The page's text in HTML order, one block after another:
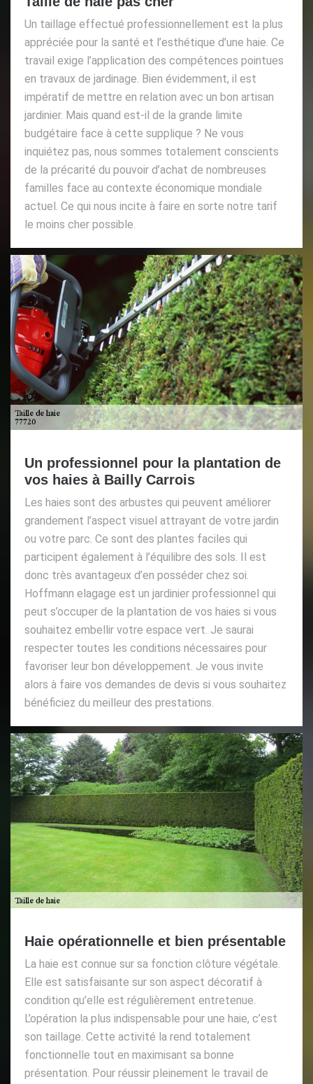
Un taillage effectué professionnellement est la plus
appréciée pour la santé et l’esthétique d’une haie. Ce
travail exige l’application des compétences pointues
en travaux de jardinage. Bien évidemment, il est
impératif de mettre en relation avec un bon artisan
jardinier. Mais quand est-il de la grande limite
budgétaire face à cette supplique ? Ne vous
inquiétez pas, nous sommes totalement conscients
de la précarité du pouvoir d’achat de nombreuses
familles face au contexte économique mondiale
actuel. Ce qui nous incite à faire en sorte notre tarif
le moins cher possible.
Un professionnel pour la plantation de
vos haies à Bailly Carrois
Les haies sont des arbustes qui peuvent améliorer
grandement l’aspect visuel attrayant de votre jardin
ou votre parc. Ce sont des plantes faciles qui
participent également à l’équilibre des sols. Il est
donc très avantageux d’en posséder chez soi.
Hoffmann elagage est un jardinier professionnel qui
peut s’occuper de la plantation de vos haies si vous
souhaitez embellir votre espace vert. Je saurai
respecter toutes les conditions nécessaires pour
favoriser leur bon développement. Je vous invite
alors à faire vos demandes de devis si vous souhaitez
bénéficiez du meilleur des prestations.
Haie opérationnelle et bien présentable
La haie est connue sur sa fonction clôture végétale.
Elle est satisfaisante sur son aspect décoratif à
condition qu’elle est régulièrement entretenue.
L’opération la plus indispensable pour une haie, c’est
son taillage. Cette activité la rend totalement
fonctionnelle tout en maximisant sa bonne
présentation. Pour réussir pleinement le travail de